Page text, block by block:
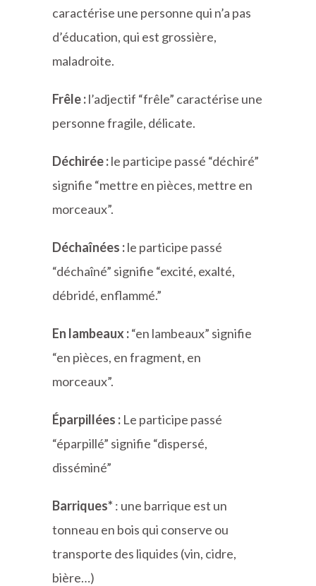
caractérise une personne qui n’a pas
d’éducation, qui est grossière,
maladroite.
Frêle :l’adjectif “frêle” caractérise une
personne fragile, délicate.
Déchirée :le participe passé “déchiré”
signifie “mettre en pièces, mettre en
morceaux”.
Déchaînées :le participe passé
“déchaîné” signifie “excité, exalté,
débridé, enflammé.”
En lambeaux :“en lambeaux” signifie
“en pièces, en fragment, en
morceaux”.
Éparpillées : Le participe passé
“éparpillé” signifie “dispersé,
disséminé”
Barriques* : une barrique est un
tonneau en bois qui conserve ou
transporte des liquides (vin, cidre,
bière…)